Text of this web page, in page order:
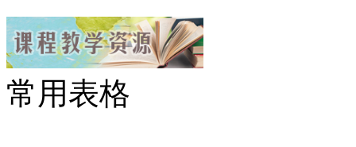
常用表格